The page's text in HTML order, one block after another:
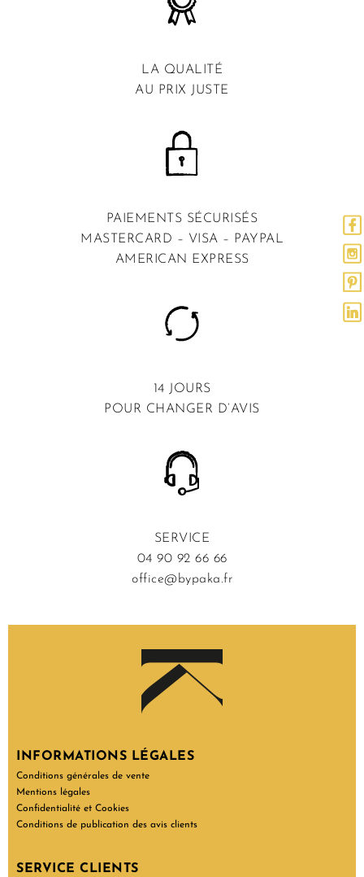
LA QUALITÉ
AU PRIX JUSTE
PAIEMENTS SÉCURISÉS
MASTERCARD – VISA – PAYPAL
AMERICAN EXPRESS
14 JOURS
POUR CHANGER D’AVIS
SERVICE
04 90 92 66 66
office@bypaka.fr
INFORMATIONS LÉGALES
Conditions générales de vente
Mentions légales
Confidentialité et Cookies
Conditions de publication des avis clients
SERVICE CLIENTS